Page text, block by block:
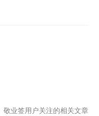
敬业签用户关注的相关文章